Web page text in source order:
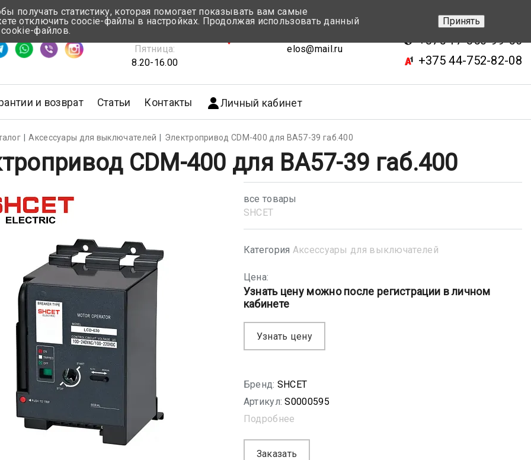
ответа ≈ 5 мин
Понедельник-Четверг:
Пятница:
8.20-16.00
elos@mail.ru
+375 17-343-46-70
+375 17-350-99-56
+375 44-752-82-08
и возврат Статьи Контакты Личный кабинет
Аксессуары для выключателей Электропривод CDM-400 для ВА57-39 габ.400
CDM-400 для ВА57-39 габ.400
все товары
SHСET
Категория Аксессуары для выключателей
Цена:
Узнать цену можно после регистрации в личном
кабинете
Узнать цену
Бренд: SHСET
Артикул: S0000595
Подробнее
Заказать
получать статистику, которая помогает показывать вам самые
отключить coocie-файлы в настройках. Продолжая использовать данный
файлов.
Принять